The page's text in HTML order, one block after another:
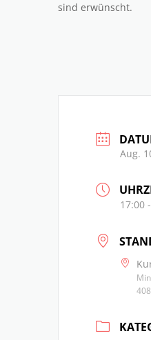
sind erwünscht.
Aug.
17:00